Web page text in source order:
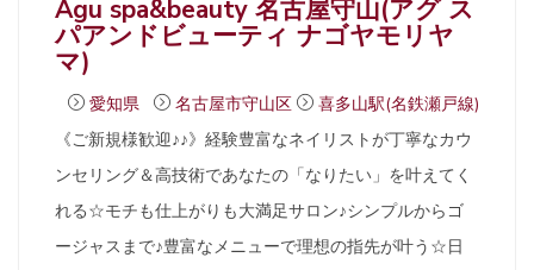
Agu spa&beauty 名古屋守山(アグ ス
パアンドビューティ ナゴヤモリヤ
マ)
愛知県 名古屋市守山区
喜多山駅(名鉄瀬戸線)
《ご新規様歓迎♪♪》経験豊富なネイリストが丁寧なカウ
ンセリング＆高技術であなたの「なりたい」を叶えてく
れる☆モチも仕上がりも大満足サロン♪シンプルからゴ
ージャスまで♪豊富なメニューで理想の指先が叶う☆日